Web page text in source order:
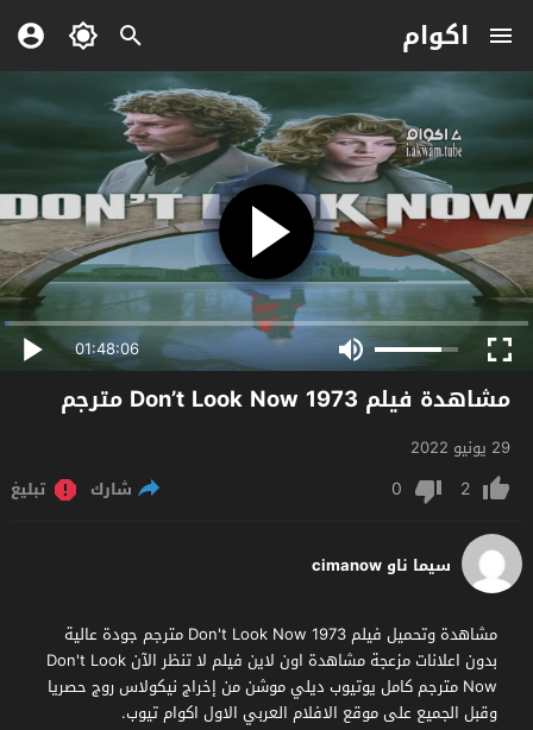
اكوام
01:48:06
مشاهدة فيلم Don’t Look Now 1973 مترجم
29 يونيو 2022
2
0 شارك تبليغ
سيما ناو cimanow
مشاهدة وتحميل فيلم Don't Look Now 1973 مترجم جودة عالية
بدون اعلانات مزعجة مشاهدة اون لاين فيلم لا تنظر الآن Don't Look
Now مترجم كامل يوتيوب ديلي موشن من إخراج نيكولاس روج حصريا
وقبل الجميع على موقع الافلام العربي الاول اكوام تيوب.